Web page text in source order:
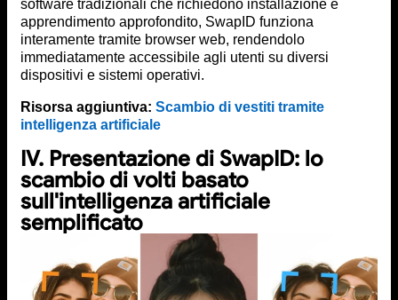
software tradizionali che richiedono installazione e
apprendimento approfondito, SwapID funziona
interamente tramite browser web, rendendolo
immediatamente accessibile agli utenti su diversi
dispositivi e sistemi operativi.
Risorsa aggiuntiva: Scambio di vestiti tramite
intelligenza artificiale
IV. Presentazione di SwapID: lo
scambio di volti basato
sull'intelligenza artificiale
semplificato